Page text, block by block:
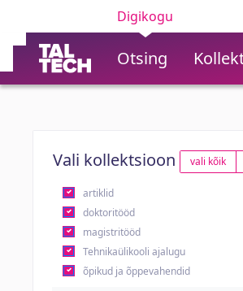
Digikogu
Otsing
Vali kollektsioon vali kõik
artiklid
doktoritööd
magistritööd
Tehnikaülikooli ajalugu
õpikud ja õppevahendid